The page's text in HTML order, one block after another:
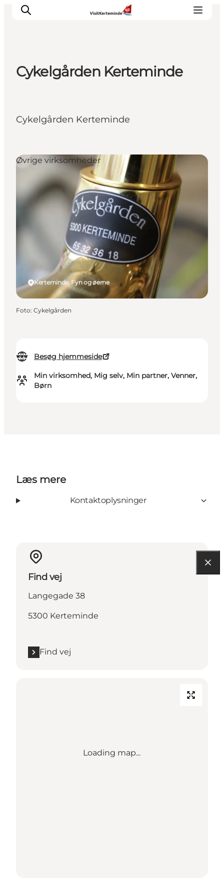
Spis godt
Sov godt
Det sker
Sommerbus
Cykelgården Kerteminde
Cykelgården Kerteminde
Besøg hjemmeside
Min virksomhed, Mig selv, Min partner, Venner,
Børn
Kerteminde, Fyn og øerne
Øvrige virksomheder
Foto: Cykelgården
Læs mere
Kontaktoplysninger
Find vej
Langegade 38
5300 Kerteminde
Find vej
Loading map...